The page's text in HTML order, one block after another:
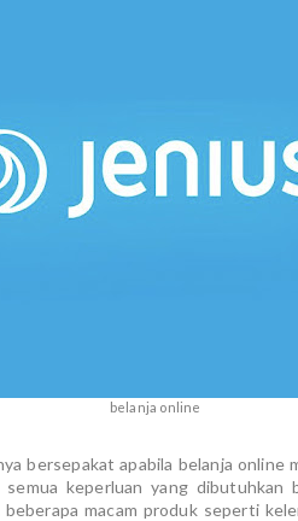
belanja online
bersepakat apabila belanja online
keperluan yang dibutuhkan
macam produk seperti